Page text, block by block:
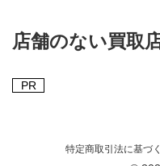
店舗のない買取
PR
特定商取引法に基づ